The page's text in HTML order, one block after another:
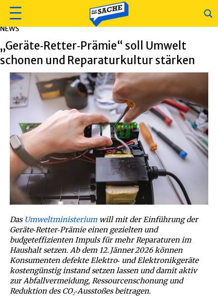
NEWS
„Geräte‑Retter‑Prämie“ soll Umwelt
schonen und Reparaturkultur stärken
Das Umweltministerium will mit der Einführung der
Geräte‑Retter‑Prämie einen gezielten und
budgeteffizienten Impuls für mehr Reparaturen im
Haushalt setzen. Ab dem 12. Jänner 2026 können
Konsumenten defekte Elektro‑ und Elektronikgeräte
kostengünstig instand setzen lassen und damit aktiv
zur Abfallvermeidung, Ressourcenschonung und
Reduktion des CO₂‑Ausstoßes beitragen.